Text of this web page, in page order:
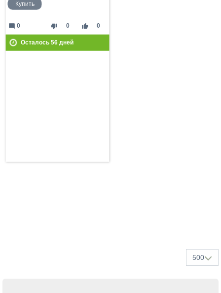
Купить
thumb_down 0 thumb_up 0
mode_comment 0
Осталось 56дней
500